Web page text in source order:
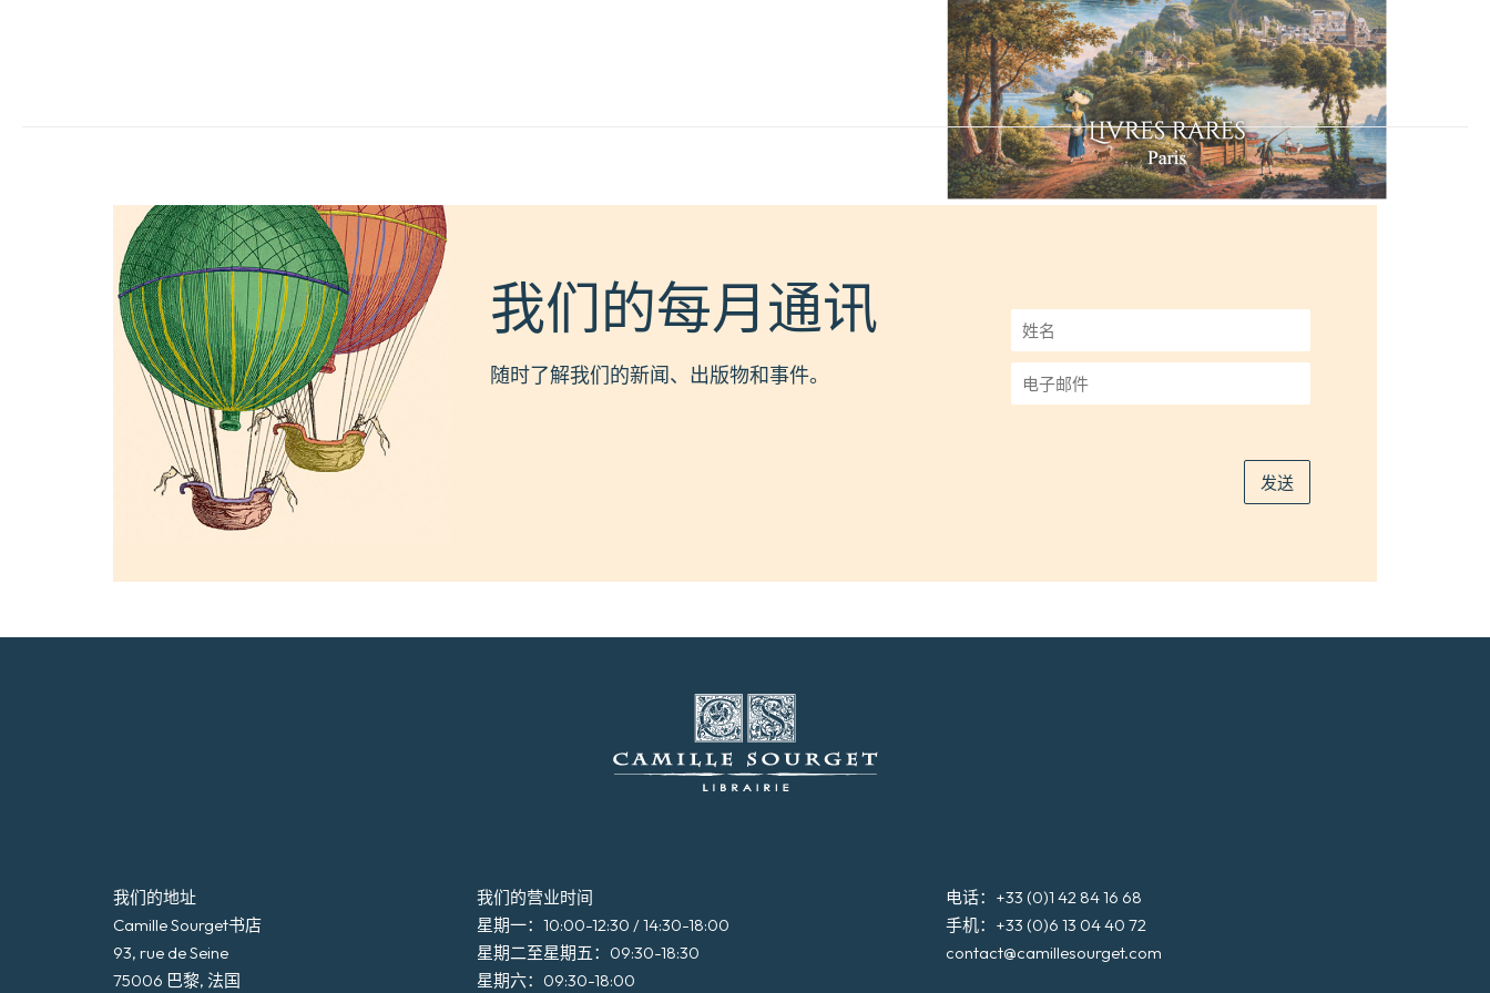
我们的每月通讯
随时了解我们的新闻、出版物和事件。
姓
名
*
子
发送
我们的地址
Camille Sourget书店
93, rue de Seine
75006 巴黎, 法国
我们的营业时间
星期一：10:00-12:30 / 14:30-18:00
星期二至星期五：09:30-18:30
星期六：09:30-18:00
电话：+33 (0)1 42 84 16 68
手机：+33 (0)6 13 04 40 72
contact@camillesourget.com